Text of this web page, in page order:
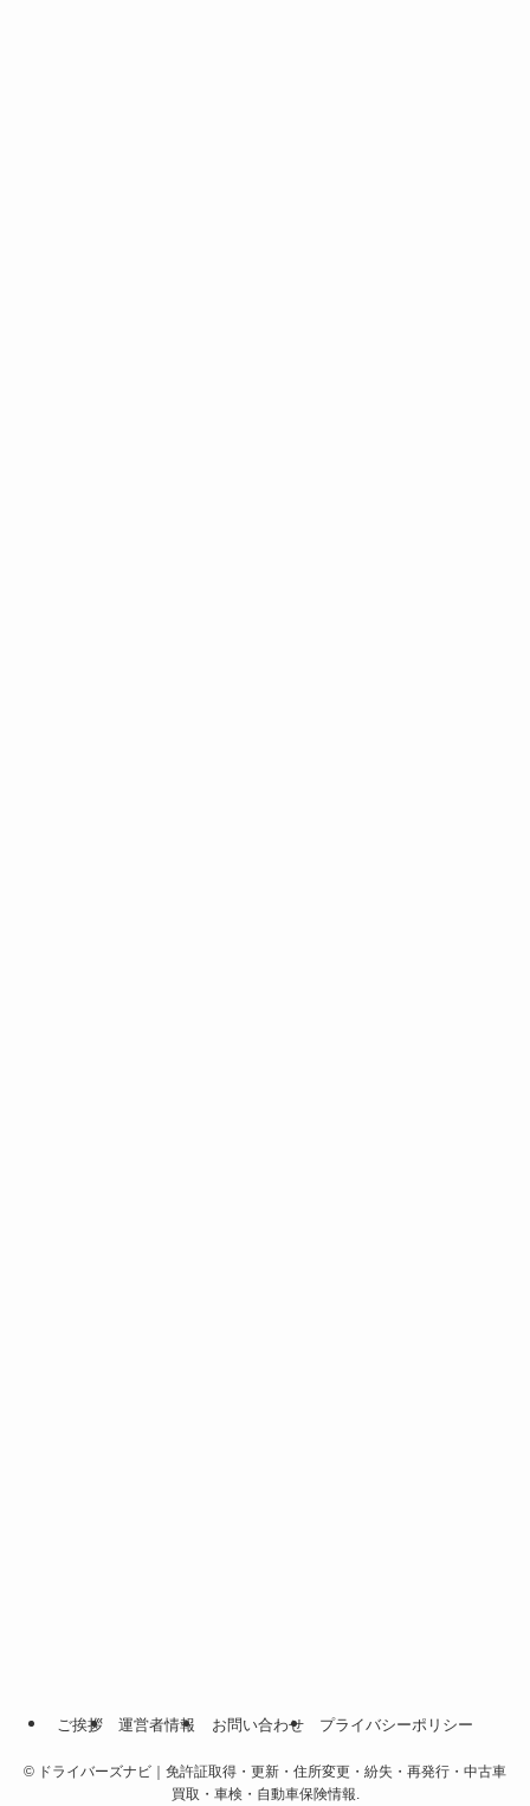
ご挨拶 運営者情報 お問い合わせ プライバシーポリシー
© ドライバーズナビ｜免許証取得・更新・住所変更・紛失・再発行・中古車
買取・車検・自動車保険情報.